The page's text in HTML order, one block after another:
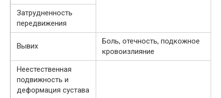
Затрудненность
передвижения
Вывих
Боль, отечность, подкожное
кровоизлияние
Неестественная
подвижность и
деформация сустава